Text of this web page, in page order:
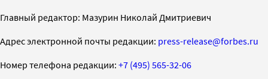
Главный редактор: Мазурин Николай Дмитриевич
Адрес электронной почты редакции: press-release@forbes.ru
Номер телефона редакции: +7 (495) 565-32-06